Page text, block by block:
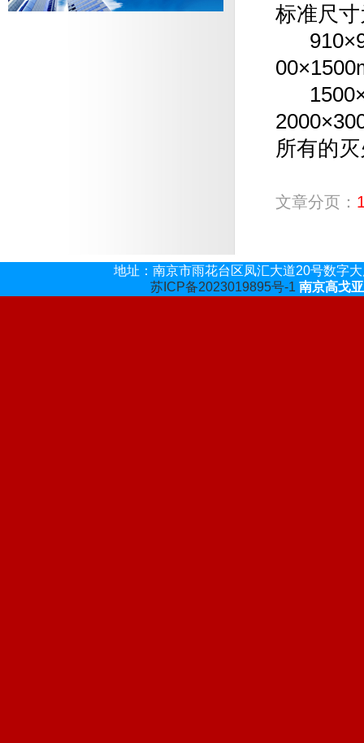
标准尺
所有的
文章分页：
地址： 南京市雨花台区凤汇大道20号数字
苏ICP备2023019895号-1 南京高戈